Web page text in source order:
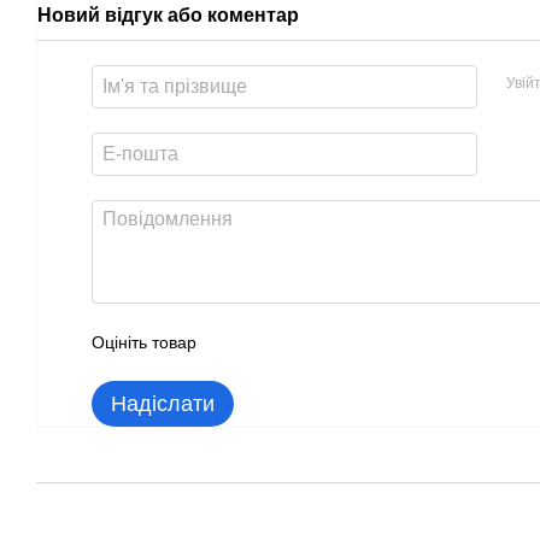
Новий відгук або коментар
Оцініть товар
Надіслати